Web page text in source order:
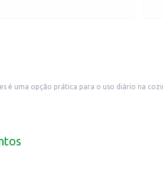
é uma opção prática para o uso diário na